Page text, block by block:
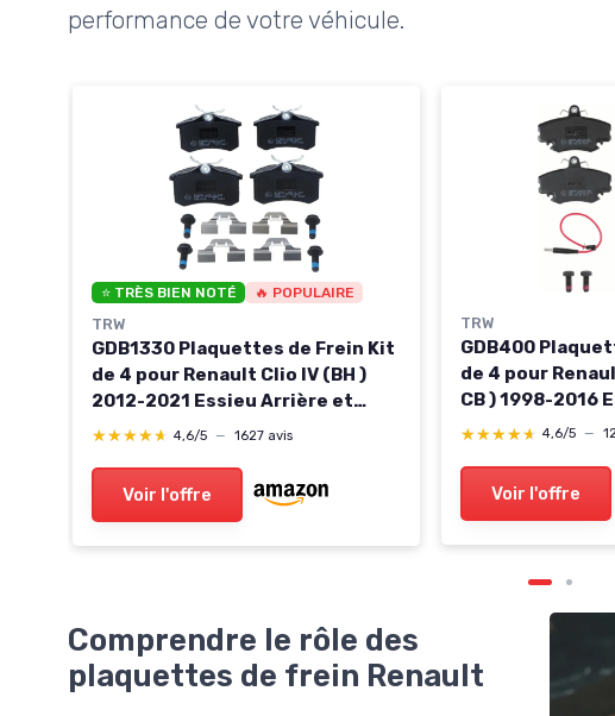
performance de votre véhicule.
⭐ TRÈS BIEN NOTÉ 🔥 POPULAIRE
TRW
GDB1330 Plaquettes de Frein Kit
de 4 pour Renault Clio IV (BH )
2012-2021 Essieu Arrière et
Autres Véhicules
★★★★★
★★★★★ 4,6/5 — 1627 avis
Voir l'offre
TRW
GDB400
de 4 pour
CB ) 1998-2016
Autres
★★★★★
★★★★★ 4,6/5 —
Voir l'offre
Comprendre le rôle des
plaquettes de frein Renault